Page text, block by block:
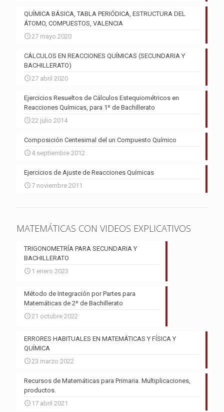
QUÍMICA BÁSICA, TABLA PERIÓDICA, ESTRUCTURA DEL
ÁTOMO, COMPUESTOS, VALENCIA
27 mayo 2020
CÁLCULOS EN REACCIONES QUÍMICAS (SECUNDARIA Y
BACHILLERATO)
27 abril 2020
Ejercicios Resueltos de Cálculos Estequiométricos en
Reacciones Químicas, para 1º de Bachillerato
22 julio 2014
Composición Centesimal del un Compuesto Químico
4 septiembre 2012
Ejercicios de Ajuste de Reacciones Químicas
7 noviembre 2011
MATEMÁTICAS CON VIDEOS EXPLICATIVOS
TRIGONOMETRÍA PARA SECUNDARIA Y
BACHILLERATO
1 enero 2023
Método de Integración por Partes para
Matemáticas de 2º de Bachillerato
21 octubre 2022
ERRORES HABITUALES EN MATEMÁTICAS Y FÍSICA Y
QUÍMICA
23 marzo 2022
Recursos de Matemáticas para Primaria. Multiplicaciones,
productos.
17 abril 2021